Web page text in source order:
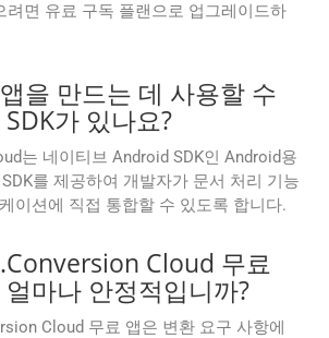
려면 유료 구독 플랜으로 업그레이드하
을 만드는 데 사용할 수
가 있나요?
는 네이티브 Android SDK인 Android용
를 제공하여 개발자가 문서 처리 기능
이션에 직접 통합할 수 있도록 합니다.
Cloud 무료
마나 안정적입니까?
Cloud 무료 앱은 변환 요구 사항에